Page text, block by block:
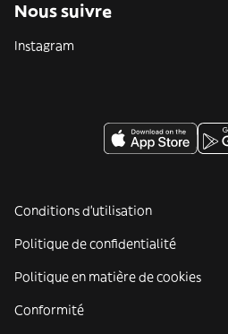
Nous suivre
Instagram
Conditions d'utilisation
Politique de confidentialité
Politique en matière de cookies
Conformité